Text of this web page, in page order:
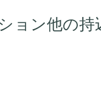
ョン他の持